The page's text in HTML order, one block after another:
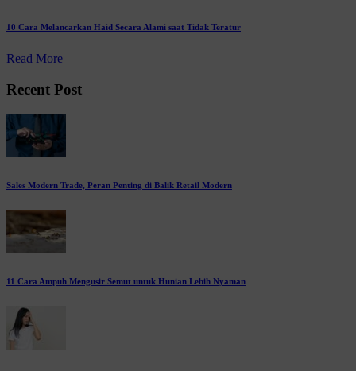
10 Cara Melancarkan Haid Secara Alami saat Tidak Teratur
Read More
Recent Post
Sales Modern Trade, Peran Penting di Balik Retail Modern
11 Cara Ampuh Mengusir Semut untuk Hunian Lebih Nyaman